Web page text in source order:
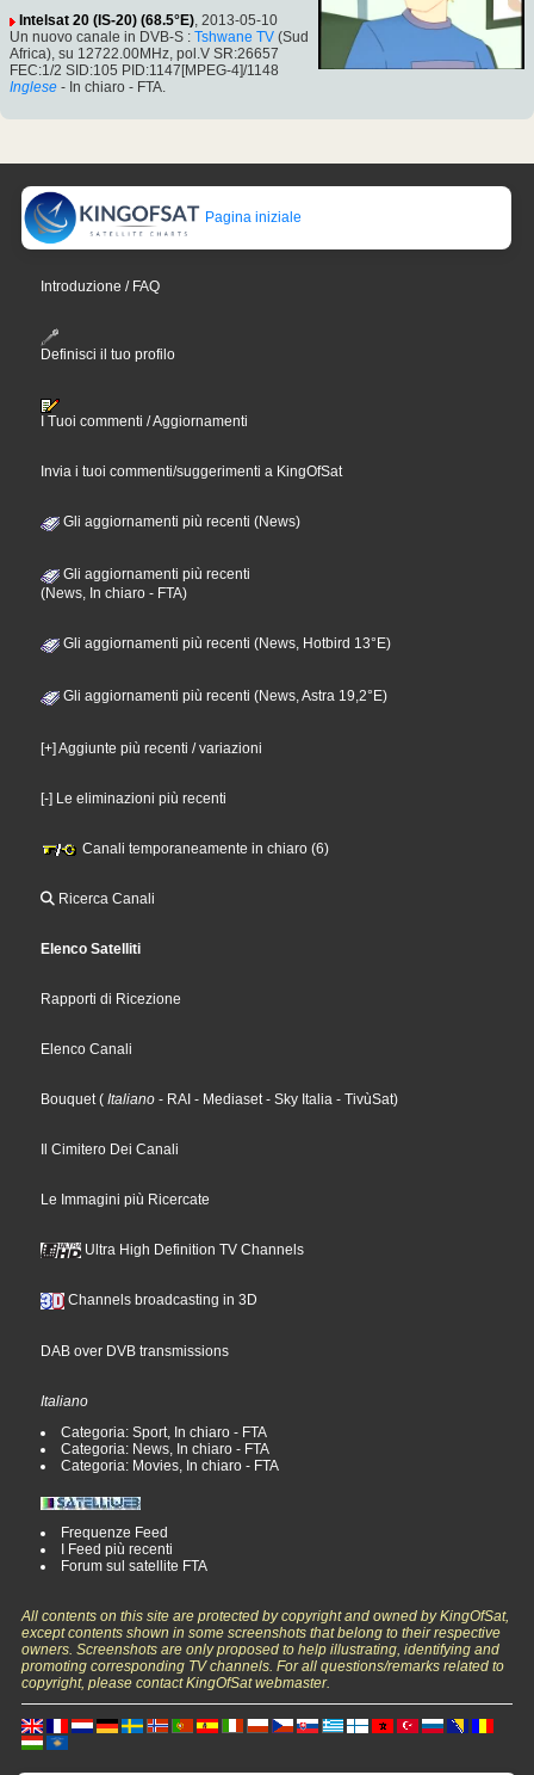
Intelsat 20 (IS-20) (68.5°E), 2013-05-10
Un nuovo canale in DVB-S : Tshwane TV (Sud
Africa), su 12722.00MHz, pol.V SR:26657
FEC:1/2 SID:105 PID:1147[MPEG-4]/1148
Inglese - In chiaro - FTA.
Pagina iniziale
Introduzione / FAQ
Definisci il tuo profilo
I Tuoi commenti / Aggiornamenti
Invia i tuoi commenti/suggerimenti a KingOfSat
Gli aggiornamenti più recenti (News)
Gli aggiornamenti più recenti
(News, In chiaro - FTA)
Gli aggiornamenti più recenti (News, Hotbird 13°E)
Gli aggiornamenti più recenti (News, Astra 19,2°E)
[+] Aggiunte più recenti / variazioni
[-] Le eliminazioni più recenti
Canali temporaneamente in chiaro (6)
Ricerca Canali
Elenco Satelliti
Rapporti di Ricezione
Elenco Canali
Bouquet( Italiano - RAI - Mediaset- Sky Italia - TivùSat)
Il Cimitero Dei Canali
Le Immagini più Ricercate
Ultra High Definition TV Channels
Channels broadcasting in 3D
DAB over DVB transmissions
Italiano
Categoria: Sport, In chiaro - FTA
Categoria: News, In chiaro - FTA
Categoria: Movies, In chiaro - FTA
Frequenze Feed
I Feed più recenti
Forum sul satellite FTA
All contents on this site are protected by copyright and owned by KingOfSat,
except contents shown in some screenshots that belong to their respective
owners. Screenshots are only proposed to help illustrating, identifying and
promoting corresponding TV channels. For all questions/remarks related to
copyright, please contact KingOfSat webmaster.